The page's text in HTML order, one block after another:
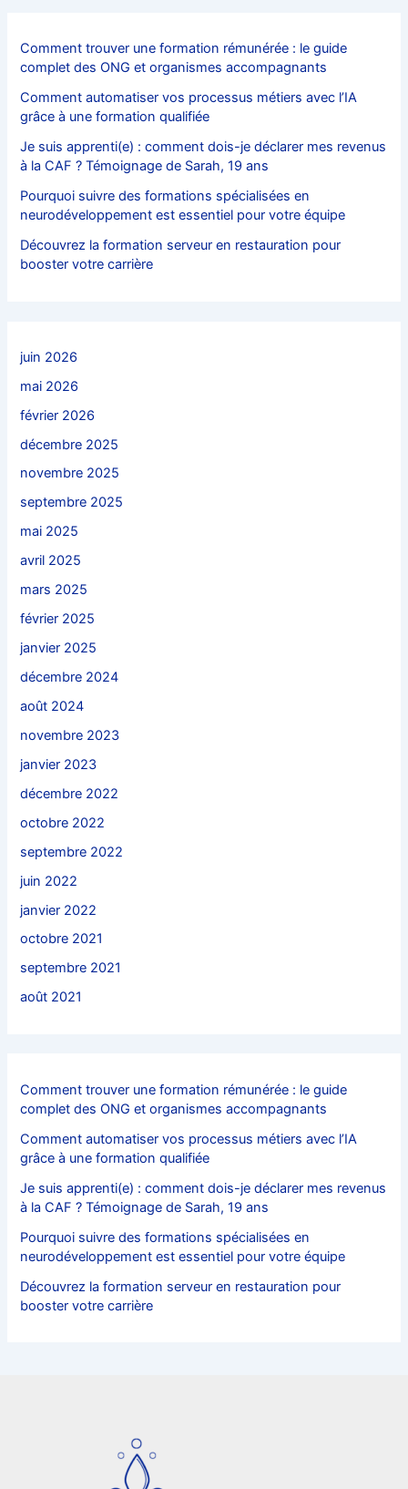
Comment trouver une formation rémunérée : le guide
complet des ONG et organismes accompagnants
Comment automatiser vos processus métiers avec l’IA
grâce à une formation qualifiée
Je suis apprenti(e) : comment dois-je déclarer mes revenus
à la CAF ? Témoignage de Sarah, 19 ans
Pourquoi suivre des formations spécialisées en
neurodéveloppement est essentiel pour votre équipe
Découvrez la formation serveur en restauration pour
booster votre carrière
juin 2026
mai 2026
février 2026
décembre 2025
novembre 2025
septembre 2025
mai 2025
avril 2025
mars 2025
février 2025
janvier 2025
décembre 2024
août 2024
novembre 2023
janvier 2023
décembre 2022
octobre 2022
septembre 2022
juin 2022
janvier 2022
octobre 2021
septembre 2021
août 2021
Comment trouver une formation rémunérée : le guide
complet des ONG et organismes accompagnants
Comment automatiser vos processus métiers avec l’IA
grâce à une formation qualifiée
Je suis apprenti(e) : comment dois-je déclarer mes revenus
à la CAF ? Témoignage de Sarah, 19 ans
Pourquoi suivre des formations spécialisées en
neurodéveloppement est essentiel pour votre équipe
Découvrez la formation serveur en restauration pour
booster votre carrière